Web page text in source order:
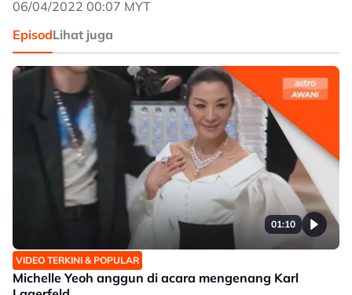
06/04/2022 00:07 MYT
EpisodLihat juga
01:10
VIDEO TERKINI & POPULAR
Michelle Yeoh anggun di acara mengenang Karl